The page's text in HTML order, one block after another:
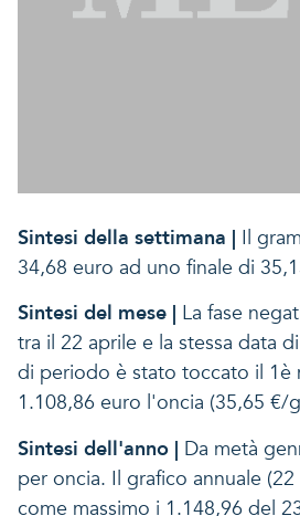
Sintesi della settimana | Il
34,68 euro ad uno finale di
Sintesi del mese | La fase
tra il 22 aprile e la stessa data
di periodo è stato toccato il 1è
1.108,86 euro l'oncia (35,65 €/
Sintesi dell'anno | Da metà
per oncia. Il grafico annuale
come massimo i 1.148,96 del